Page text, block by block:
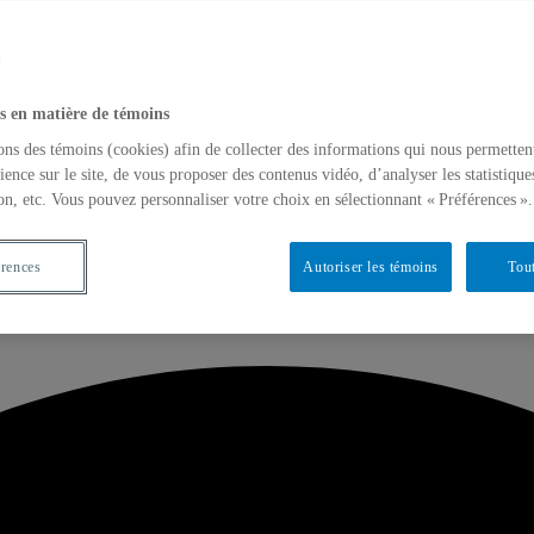
professionnelles du CRIDAQ-SAIC
en matière de témoins
des témoins (cookies) afin de collecter des informations qui nous
sur le site, de vous proposer des contenus vidéo, d’analyser les
etc. Vous pouvez personnaliser votre choix en sélectionnant « Préférences ».
Autoriser les témoins